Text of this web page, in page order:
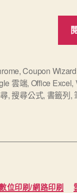
,Coupon Wizard
雲端, Office Excel,
,搜尋公式, 書籤列,
位印刷/網路印刷